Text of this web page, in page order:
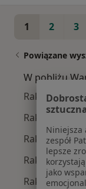
1 2 3
Powiązane
W pobliżu
Rak szyjki
Rak szyjki
Rak szyjki
Rak szyjki
Rak szyjki
Niniejsza
zespół
lepsze
jako